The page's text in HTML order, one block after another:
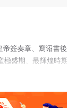
簽奏章、寫诏書
盛期、最輝煌時
透雕、淺雕等不同